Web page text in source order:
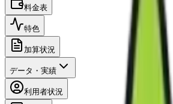
料金表
特色
加算状況
データ・実績
利用者状況